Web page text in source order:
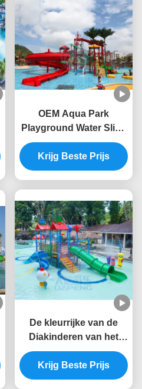
OEM Aqua Park
Playground Water Slide
de Spronghuis van het
Glasvezel Groot Water
Krijg Beste Prijs
De kleurrijke van de
Diakinderen van het
Speelplaatswater van
de de Glasvezelpool Dia
Goedgekeurde RoHS
Krijg Beste Prijs